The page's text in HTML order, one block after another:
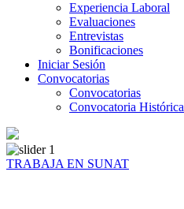
Experiencia Laboral
Evaluaciones
Entrevistas
Bonificaciones
Iniciar Sesión
Convocatorias
Convocatorias
Convocatoria Histórica
TRABAJA EN SUNAT